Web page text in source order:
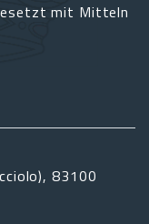
mit Mitteln
83100